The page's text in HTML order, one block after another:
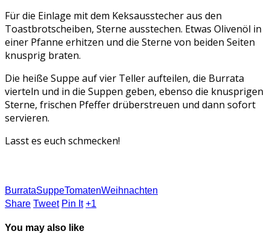
Für die Einlage mit dem Keksausstecher aus den
Toastbrotscheiben, Sterne ausstechen. Etwas Olivenöl in
einer Pfanne erhitzen und die Sterne von beiden Seiten
knusprig braten.
Die heiße Suppe auf vier Teller aufteilen, die Burrata
vierteln und in die Suppen geben, ebenso die knusprigen
Sterne, frischen Pfeffer drüberstreuen und dann sofort
servieren.
Lasst es euch schmecken!
BurrataSuppeTomatenWeihnachten
Share Tweet Pin It +1
You may also like